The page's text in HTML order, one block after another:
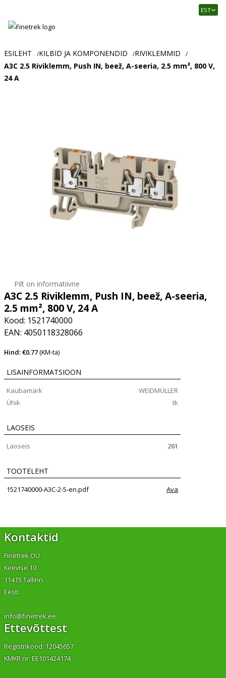
Usaldusväärne
ja
tööstusautomaatika
pood
EST
ESILEHT /KILBID JA KOMPONENDID /RIVIKLEMMID /
A3C 2.5 Riviklemm, Push IN, beež, A-seeria, 2.5 mm², 800 V,
24 A
Pilt on informatiivne
A3C 2.5 Riviklemm, Push IN, beež, A-seeria,
2.5 mm², 800 V, 24 A
Kood: 1521740000
EAN: 4050118328066
Hind: €0.77(KM-ta)
LISAINFORMATSIOON
Kaubamärk
WEIDMÜLLER
Ühik
tk
LAOSEIS
Laoseis 261
TOOTELEHT
1521740000-A3C-2-5-en.pdf Ava
Kontaktid
Finetrek OÜ
Keevise 10
11415 Tallinn
Eesti
info@finetrek.ee
Ettevõttest
Registrikood: 12045657
KMKR nr: EE101424174